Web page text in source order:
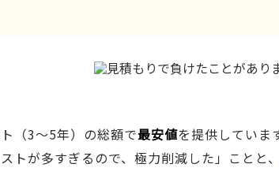
（3～5年）の総額で最安値を提供していま
が多すぎるので、極力削減した」ことと、